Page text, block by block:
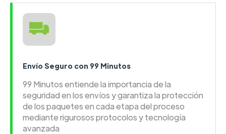
Envío Seguro con 99 Minutos
99 Minutos entiende la importancia de la
seguridad en los envíos y garantiza la protección
de los paquetes en cada etapa del proceso
mediante rigurosos protocolos y tecnología
avanzada